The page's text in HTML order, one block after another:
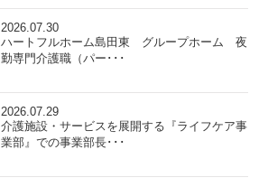
2026.07.30
ハートフルホーム島田東 グループホーム 夜
勤専門介護職（パー･･･
2026.07.29
介護施設・サービスを展開する『ライフケア事
業部』での事業部長･･･